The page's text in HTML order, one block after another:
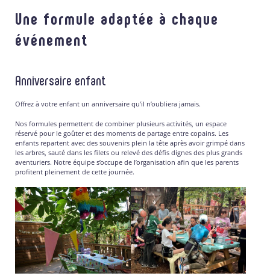
Une formule adaptée à chaque
événement
Anniversaire enfant
Offrez à votre enfant un anniversaire qu’il n’oubliera jamais.
Nos formules permettent de combiner plusieurs activités, un espace
réservé pour le goûter et des moments de partage entre copains. Les
enfants repartent avec des souvenirs plein la tête après avoir grimpé dans
les arbres, sauté dans les filets ou relevé des défis dignes des plus grands
aventuriers. Notre équipe s’occupe de l’organisation afin que les parents
profitent pleinement de cette journée.